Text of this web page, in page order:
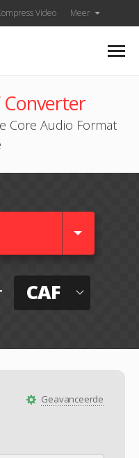
Video Meer
Converter
Core Audio Format
CAF
Geavanceerde